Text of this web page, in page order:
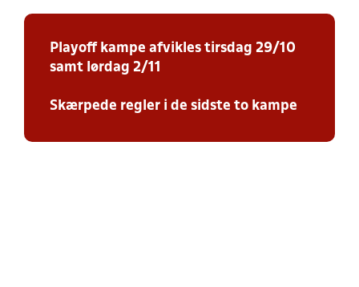
Playoff kampe afvikles tirsdag 29/10
samt lørdag 2/11
Skærpede regler i de sidste to kampe